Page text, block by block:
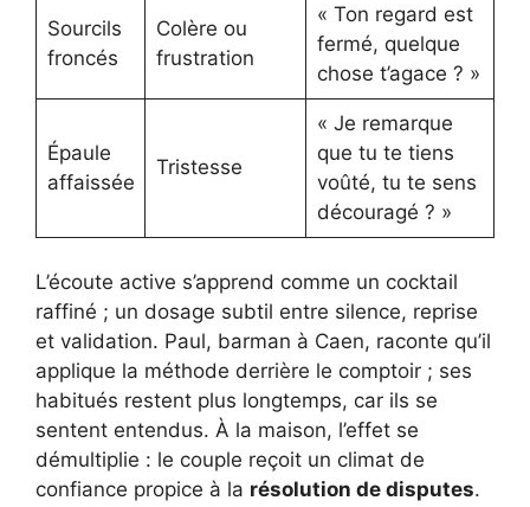
Sourcils
froncés
Colère ou
frustration
« Ton regard est
fermé, quelque
chose t’agace ? »
Épaule
affaissée
Tristesse
« Je remarque
que tu te tiens
voûté, tu te sens
découragé ? »
L’écoute active s’apprend comme un cocktail
raffiné ; un dosage subtil entre silence, reprise
et validation. Paul, barman à Caen, raconte qu’il
applique la méthode derrière le comptoir ; ses
habitués restent plus longtemps, car ils se
sentent entendus. À la maison, l’effet se
démultiplie : le couple reçoit un climat de
confiance propice à la résolution de disputes.